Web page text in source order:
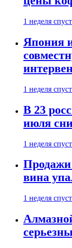
1 неделя
Япония
1 неделя
В 23
июля
1 неделя
Продажи
вина
1 неделя